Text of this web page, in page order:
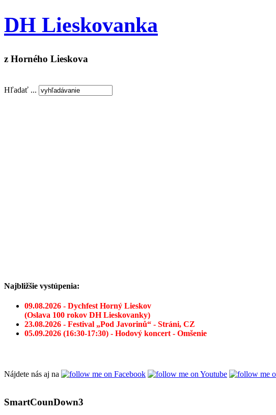
DH Lieskovanka
z Horného Lieskova
Hľadať ...
Najbližšie vystúpenia:
09.08.2026 - Dychfest Horný Lieskov
(Oslava 100 rokov DH Lieskovanky)
23.08.2026 - Festival „Pod Javorinů“ - Stráni, CZ
05.09.2026 (16:30-17:30) - Hodový koncert - Omšenie
Nájdete nás aj na
SmartCounDown3